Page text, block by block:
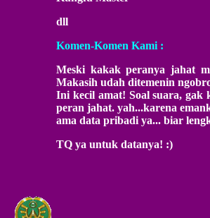
dll
Komen-Komen Kami :
Meski kakak peranya jahat
Makasih udah ditemenin
Ini kecil amat! Soal suara, gak
peran jahat. yah...karena
ama data pribadi ya... biar
TQ ya untuk datanya! :)